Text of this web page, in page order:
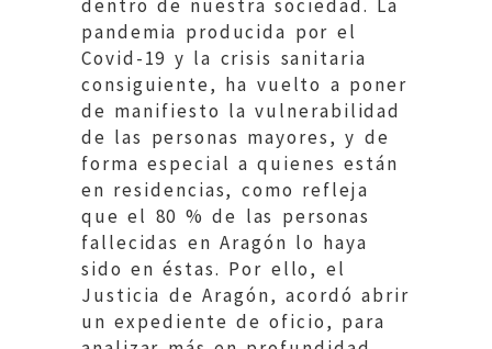
dentro de nuestra sociedad. La
pandemia producida por el
Covid-19 y la crisis sanitaria
consiguiente, ha vuelto a poner
de manifiesto la vulnerabilidad
de las personas mayores, y de
forma especial a quienes están
en residencias, como refleja
que el 80 % de las personas
fallecidas en Aragón lo haya
sido en éstas. Por ello, el
Justicia de Aragón, acordó abrir
un expediente de oficio, para